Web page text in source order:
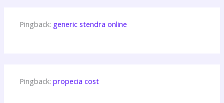
Pingback: generic stendra online
Pingback:propecia cost